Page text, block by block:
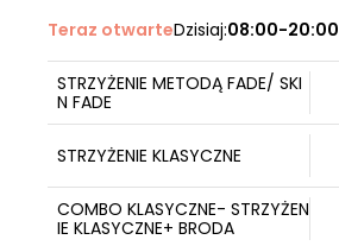
Teraz otwarteDzisiaj:08:00-20:00
STRZYŻENIE METODĄ FADE/ SKI
N FADE
STRZYŻENIE KLASYCZNE
COMBO KLASYCZNE- STRZYŻEN
IE KLASYCZNE+ BRODA